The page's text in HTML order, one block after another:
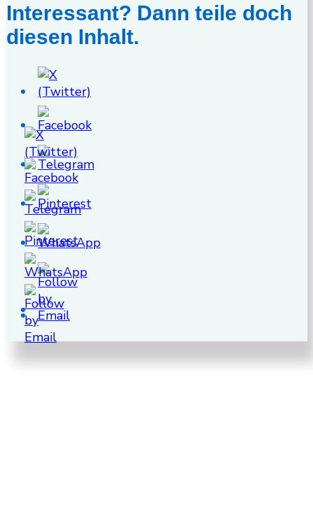
Interessant? Dann teile doch
diesen Inhalt.